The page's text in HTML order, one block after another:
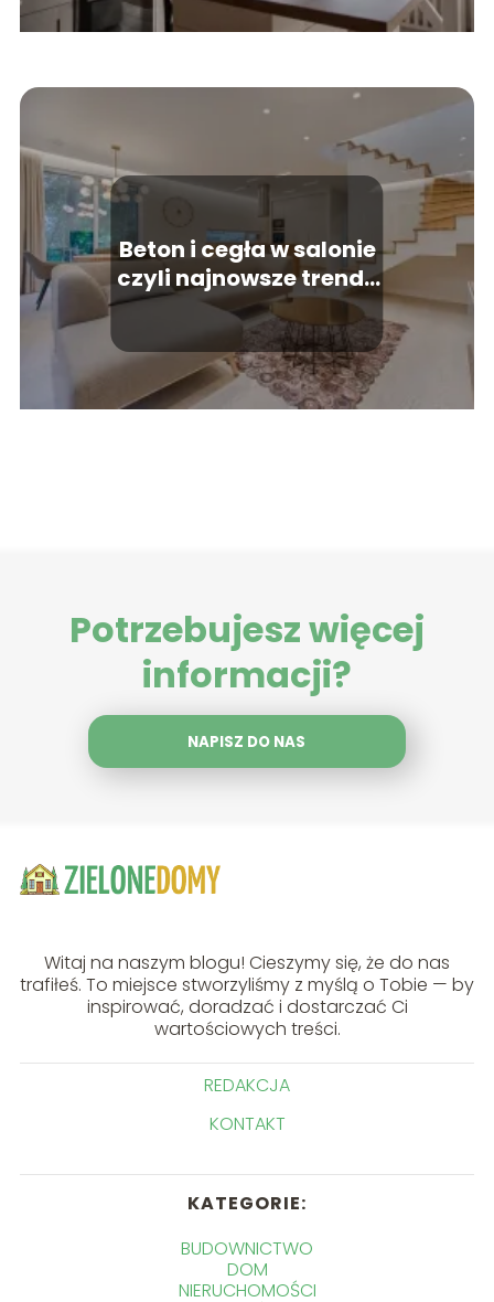
Beton i cegła w salonie
czyli najnowsze trendy
w urządzaniu wnętrz
Potrzebujesz więcej
informacji?
NAPISZ DO NAS
Witaj na naszym blogu! Cieszymy się, że do nas
trafiłeś. To miejsce stworzyliśmy z myślą o Tobie — by
inspirować, doradzać i dostarczać Ci
wartościowych treści.
REDAKCJA
KONTAKT
KATEGORIE:
BUDOWNICTWO
DOM
NIERUCHOMOŚCI